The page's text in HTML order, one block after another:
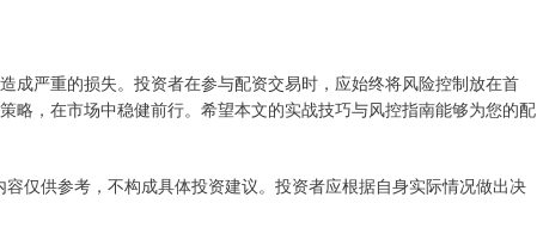
成严重的损失。投资者在参与配资交易时，应始终将风险控制放在首
略，在市场中稳健前行。希望本文的实战技巧与风控指南能够为您的配
仅供参考，不构成具体投资建议。投资者应根据自身实际情况做出决